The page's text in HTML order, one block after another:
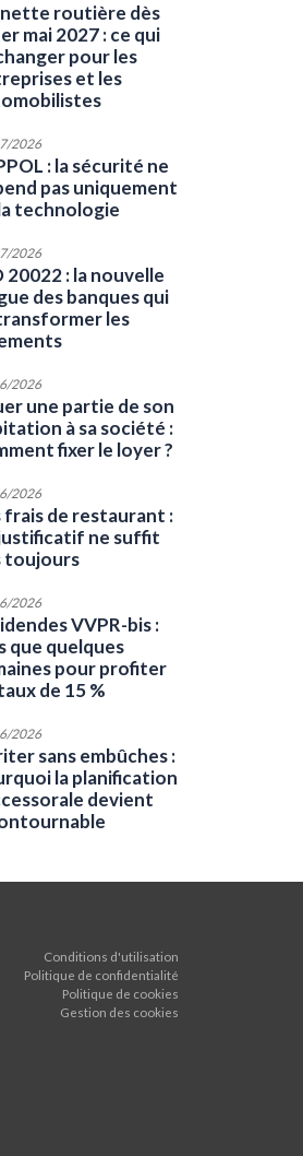
routière dès
mai 2027 : ce qui
pour les
et les
2026
: la sécurité ne
pas uniquement
technologie
2026
20022 : la nouvelle
des banques qui
les
2026
une partie de son
à sa société :
fixer le loyer ?
2026
frais de restaurant :
ne suffit
toujours
2026
VVPR-bis :
que quelques
pour profiter
de 15 %
2026
sans embûches :
la planification
devient
Conditions d'utilisation
Politique de confidentialité
Politique de cookies
Gestion des cookies